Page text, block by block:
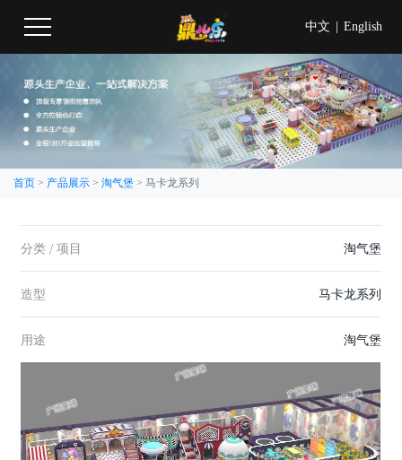
中文 English
首页 > 产品展示 > 淘气堡 > 马卡龙系列
分类 / 项目 淘气堡
造型 马卡龙系列
用途 淘气堡